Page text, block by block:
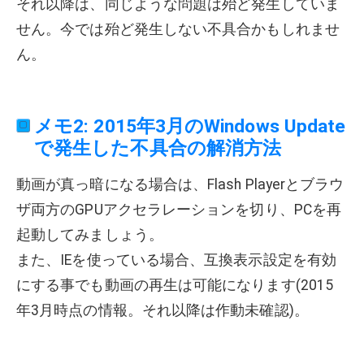
それ以降は、同じような問題は殆ど発生していま
せん。今では殆ど発生しない不具合かもしれませ
ん。
メモ2: 2015年3月のWindows Update
で発生した不具合の解消方法
動画が真っ暗になる場合は、Flash Playerとブラウ
ザ両方のGPUアクセラレーションを切り、PCを再
起動してみましょう。
また、IEを使っている場合、互換表示設定を有効
にする事でも動画の再生は可能になります(2015
年3月時点の情報。それ以降は作動未確認)。